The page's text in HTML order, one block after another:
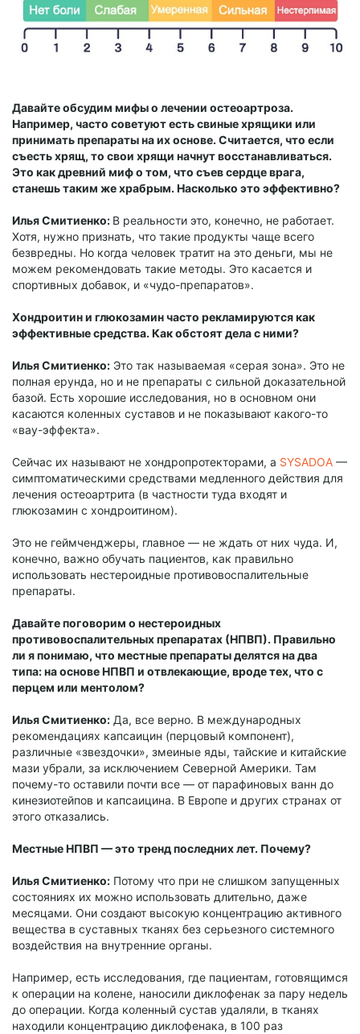
Давайте обсудим мифы о лечении остеоартроза.
Например, часто советуют есть свиные хрящики или
принимать препараты на их основе. Считается, что если
съесть хрящ, то свои хрящи начнут восстанавливаться.
Это как древний миф о том, что съев сердце врага,
станешь таким же храбрым. Насколько это эффективно?
Илья Смитиенко: В реальности это, конечно, не работает.
Хотя, нужно признать, что такие продукты чаще всего
безвредны. Но когда человек тратит на это деньги, мы не
можем рекомендовать такие методы. Это касается и
спортивных добавок, и «чудо-препаратов».
Хондроитин и глюкозамин часто рекламируются как
эффективные средства. Как обстоят дела с ними?
Илья Смитиенко: Это так называемая «серая зона». Это не
полная ерунда, но и не препараты с сильной доказательной
базой. Есть хорошие исследования, но в основном они
касаются коленных суставов и не показывают какого-то
«вау-эффекта».
Сейчас их называют не хондропротекторами, а SYSADOA —
симптоматическими средствами медленного действия для
лечения остеоартрита (в частности туда входят и
глюкозамин с хондроитином).
Это не геймченджеры, главное — не ждать от них чуда. И,
конечно, важно обучать пациентов, как правильно
использовать нестероидные противовоспалительные
препараты.
Давайте поговорим о нестероидных
противовоспалительных препаратах (НПВП). Правильно
ли я понимаю, что местные препараты делятся на два
типа: на основе НПВП и отвлекающие, вроде тех, что с
перцем или ментолом?
Илья Смитиенко: Да, все верно. В международных
рекомендациях капсаицин (перцовый компонент),
различные «звездочки», змеиные яды, тайские и китайские
мази убрали, за исключением Северной Америки. Там
почему-то оставили почти все — от парафиновых ванн до
кинезиотейпов и капсаицина. В Европе и других странах от
этого отказались.
Местные НПВП — это тренд последних лет. Почему?
Илья Смитиенко: Потому что при не слишком запущенных
состояниях их можно использовать длительно, даже
месяцами. Они создают высокую концентрацию активного
вещества в суставных тканях без серьезного системного
воздействия на внутренние органы.
Например, есть исследования, где пациентам, готовящимся
к операции на колене, наносили диклофенак за пару недель
до операции. Когда коленный сустав удаляли, в тканях
находили концентрацию диклофенака, в 100 раз